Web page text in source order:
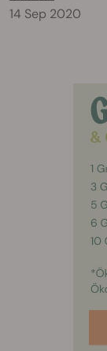
14 Sep 2020